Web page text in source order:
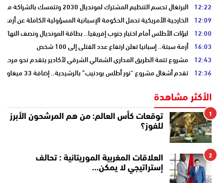
12:22 البرتغال تحسم التنظيم المشترك لمونديال 2030 وتتمسك بالشراكة مع المغرب وإسبانيا
12:09 الخارجية الأمريكية تحمل الحكومة الإسبانية المسؤولية الكاملة عن أزمة
12:00 لبؤات الأطلس أمام اختبار جنوب إفريقيا.. بطاقة المونديال ونصف
16:03 أزمة سبتة.. إسبانيا تعلن ارتفاع عدد القتلى إلى 100 شخص
12:43 مشروع تتمة الطريق المداري الشمالي الشرقي لأكادير يتقدم نحو مرحلة
12:36 تقدم أشغال مشروع “نور أطلس بودنيب” بالرشيدية.. إضافة 33 ميغاوات إلى الشبكة الوطنية
الأكثر مشاهدة
1
توقعات كأس العالم: من هم المرشحون الأبرز
للفوز؟
2
العلاقات المغربية الموريتانية : تحالف
إستراتيجي لا يمكن…